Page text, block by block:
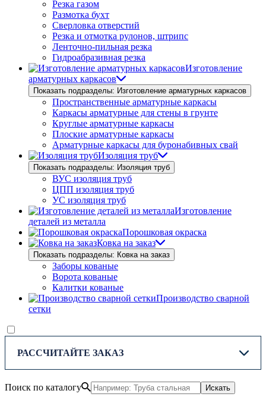
Резка газом
Размотка бухт
Сверловка отверстий
Резка и отмотка рулонов, штрипс
Ленточно-пильная резка
Гидроабразивная резка
Изготовление
арматурных каркасов
Показать подразделы: Изготовление арматурных каркасов
Пространственные арматурные каркасы
Каркасы арматурные для стены в грунте
Круглые арматурные каркасы
Плоские арматурные каркасы
Арматурные каркасы для буронабивных свай
Изоляция труб
Показать подразделы: Изоляция труб
ВУС изоляция труб
ЦПП изоляция труб
УС изоляция труб
Изготовление
деталей из металла
Порошковая окраска
Ковка на заказ
Показать подразделы: Ковка на заказ
Заборы кованые
Ворота кованые
Калитки кованые
Производство сварной
сетки
РАССЧИТАЙТЕ ЗАКАЗ
Поиск по каталогу Искать